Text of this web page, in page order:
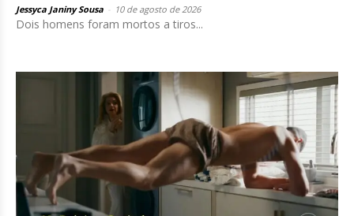
Jessyca Janiny Sousa 10 de agosto de 2026
Dois homens foram mortos a tiros...